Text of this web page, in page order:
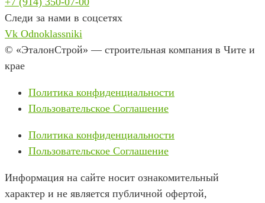
Следи за нами в соцсетях
Vk Odnoklassniki
© «ЭталонСтрой» — строительная компания в Чите и
крае
Политика конфиденциальности
Пользовательское Соглашение
Политика конфиденциальности
Пользовательское Соглашение
Информация на сайте носит ознакомительный
характер и не является публичной офертой,